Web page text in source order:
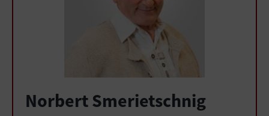
Norbert Smerietschnig